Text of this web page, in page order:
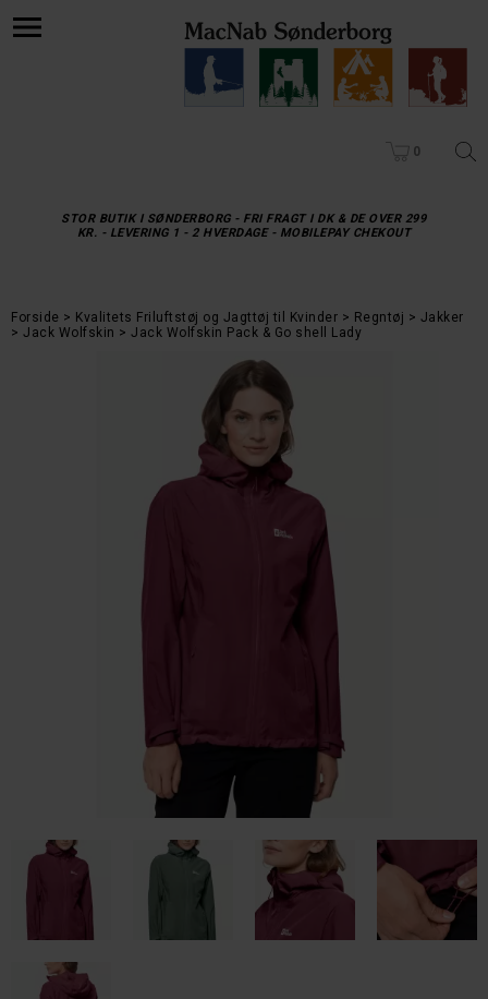
0
STOR BUTIK I SØNDERBORG - FRI FRAGT I DK & DE OVER 299
KR. - LEVERING 1 - 2 HVERDAGE - MOBILEPAY CHEKOUT
Forside Kvalitets Friluftstøj og Jagttøj til Kvinder Regntøj
Jakker
Jack Wolfskin
Jack Wolfskin Pack & Go shell Lady